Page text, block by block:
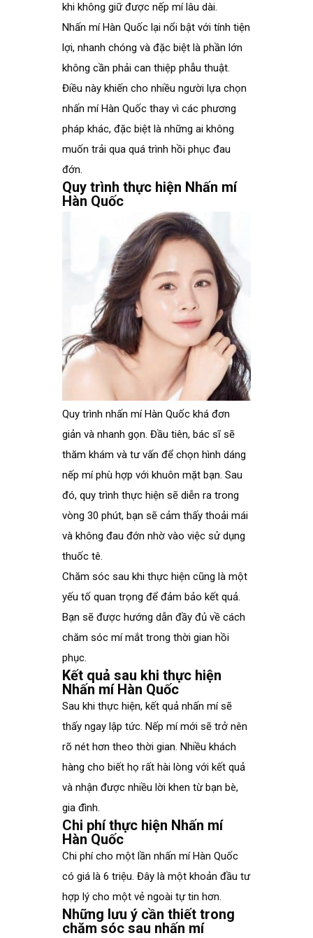
khi không giữ được nếp mí lâu dài.
Nhấn mí Hàn Quốc lại nổi bật với tính tiện
lợi, nhanh chóng và đặc biệt là phần lớn
không cần phải can thiệp phẫu thuật.
Điều này khiến cho nhiều người lựa chọn
nhấn mí Hàn Quốc thay vì các phương
pháp khác, đặc biệt là những ai không
muốn trải qua quá trình hồi phục đau
đớn.
Quy trình thực hiện Nhấn mí
Hàn Quốc
Quy trình nhấn mí Hàn Quốc khá đơn
giản và nhanh gọn. Đầu tiên, bác sĩ sẽ
thăm khám và tư vấn để chọn hình dáng
nếp mí phù hợp với khuôn mặt bạn. Sau
đó, quy trình thực hiện sẽ diễn ra trong
vòng 30 phút, bạn sẽ cảm thấy thoải mái
và không đau đớn nhờ vào việc sử dụng
thuốc tê.
Chăm sóc sau khi thực hiện cũng là một
yếu tố quan trọng để đảm bảo kết quả.
Bạn sẽ được hướng dẫn đầy đủ về cách
chăm sóc mí mắt trong thời gian hồi
phục.
Kết quả sau khi thực hiện
Nhấn mí Hàn Quốc
Sau khi thực hiện, kết quả nhấn mí sẽ
thấy ngay lập tức. Nếp mí mới sẽ trở nên
rõ nét hơn theo thời gian. Nhiều khách
hàng cho biết họ rất hài lòng với kết quả
và nhận được nhiều lời khen từ bạn bè,
gia đình.
Chi phí thực hiện Nhấn mí
Hàn Quốc
Chi phí cho một lần nhấn mí Hàn Quốc
có giá là 6 triệu. Đây là một khoản đầu tư
hợp lý cho một vẻ ngoài tự tin hơn.
Những lưu ý cần thiết trong
chăm sóc sau nhấn mí